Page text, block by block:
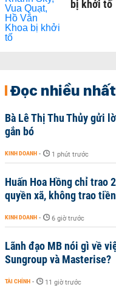
bị khởi tố
Đọc nhiều nhất
Bà Lê Thị Thu Thủy gửi
gắn bó
KINH DOANH - 1 phút trước
Huấn Hoa Hồng chỉ trao
quyền xã, không trao tiền
KINH DOANH - 6 giờ trước
Lãnh đạo MB nói gì về
Sungroup và Masterise?
TÀI CHÍNH - 11 giờ trước